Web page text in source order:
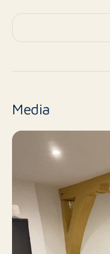
Aantal kamers
Balkon
Dakterras
Media